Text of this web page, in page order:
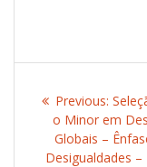
Previous:
post:
o Minor em
Globais –
Desigualdades –